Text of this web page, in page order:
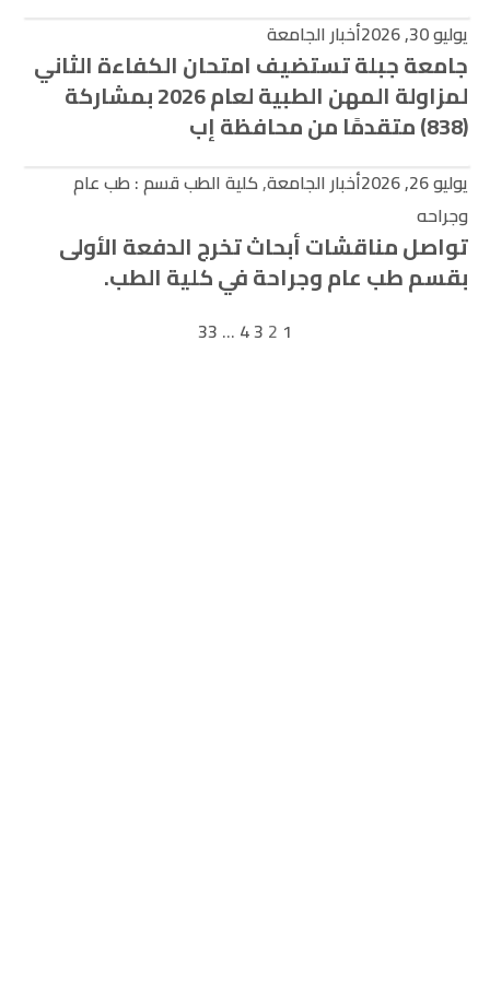
يوليو 30, 2026 أخبار الجامعة
جامعة جبلة تستضيف امتحان الكفاءة الثاني
لمزاولة المهن الطبية لعام 2026 بمشاركة
(838) متقدمًا من محافظة إب
يوليو 26, 2026 أخبار الجامعة,كلية الطب قسم : طب عام
وجراحه
تواصل مناقشات أبحاث تخرج الدفعة الأولى
بقسم طب عام وجراحة في كلية الطب.
1
2
3
4
…
33